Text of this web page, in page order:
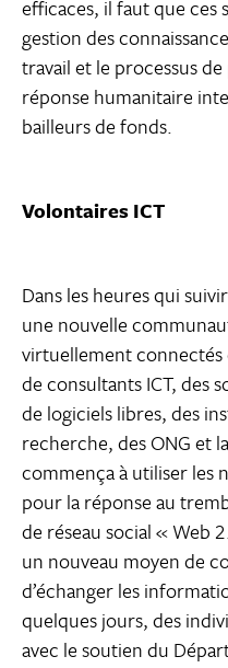
efficaces, il faut que ces
gestion des
travail et le processus
réponse humanitaire
bailleurs de fonds.
Volontaires ICT
Dans les heures qui
une nouvelle
virtuellement connectés
de consultants ICT, des
de logiciels libres, des
recherche, des ONG et
commença à utiliser les
pour la réponse au
de réseau social « Web
un nouveau moyen de
d’échanger les
quelques jours, des
avec le soutien du